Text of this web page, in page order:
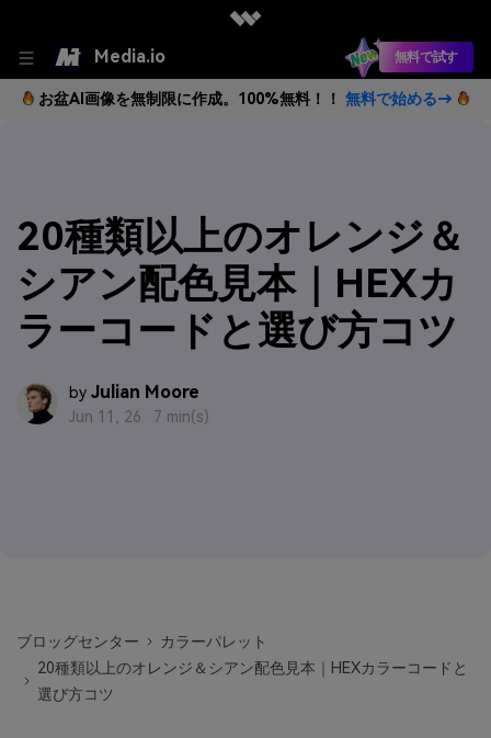
Media.io 無料で試す
お盆AI画像を無制限に作成。100%無料！！ 無料で始める→
20種類以上のオレンジ＆
シアン配色見本｜HEXカ
ラーコードと選び方コツ
by Julian Moore
Jun 11, 26 · 7 min(s)
ブロッグセンター
カラーパレット
20種類以上のオレンジ＆シアン配色見本｜HEXカラーコードと
選び方コツ